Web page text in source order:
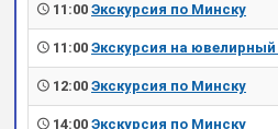
11:00 Экскурсия по Минску
11:00 Экскурсия на ювелирный
12:00 Экскурсия по Минску
14:00 Экскурсия по Минску